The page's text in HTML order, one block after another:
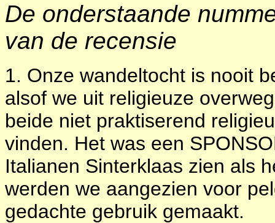
De onderstaande
van de recensie
1. Onze wandeltocht is nooit
alsof we uit religieuze
beide niet praktiserend
vinden. Het was een
Italianen Sinterklaas zien als
werden we aangezien voor
gedachte gebruik gemaakt.